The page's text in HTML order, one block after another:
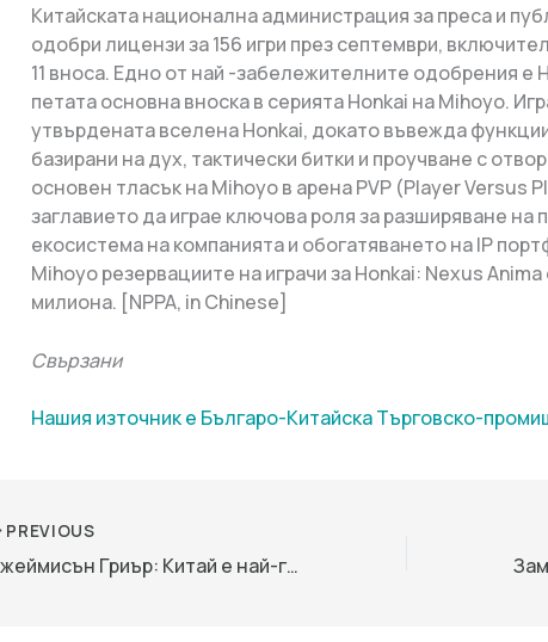
Китайската национална администрация за преса и
одобри лицензи за 156 игри през септември,
11 вноса. Едно от най -забележителните одобрения е
петата основна вноска в серията Honkai на Mihoyo.
утвърдената вселена Honkai, докато въвежда
базирани на дух, тактически битки и проучване с
основен тласък на Mihoyo в арена PVP (Player Versus
заглавието да играе ключова роля за разширяване на
екосистема на компанията и обогатяването на IP
Mihoyo резервациите на играчи за Honkai: Nexus
милиона. [NPPA, in Chinese]
Свързани
Нашия източник е Българо-Китайска Търговско-
PREVIOUS
Джеймисън Гриър: Китай е най-големият проблем, ЕС е веднага след него